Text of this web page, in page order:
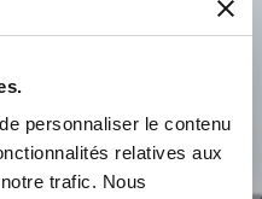
personnaliser le contenu
relatives aux
trafic. Nous